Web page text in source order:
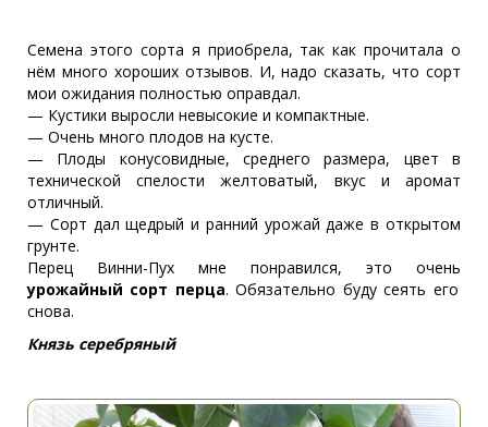
Семена этого сорта я приобрела, так как прочитала о
нём много хороших отзывов. И, надо сказать, что сорт
мои ожидания полностью оправдал.
— Кустики выросли невысокие и компактные.
— Очень много плодов на кусте.
— Плоды конусовидные, среднего размера, цвет в
технической спелости желтоватый, вкус и аромат
отличный.
— Сорт дал щедрый и ранний урожай даже в открытом
грунте.
Перец Винни-Пух мне понравился, это очень
урожайный сорт перца. Обязательно буду сеять его
снова.
Князь серебряный